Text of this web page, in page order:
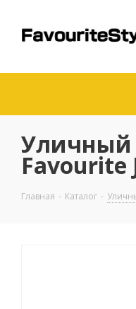
Уличный
Favourite
Главная - Каталог -